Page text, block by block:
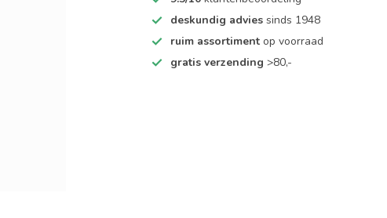
deskundig advies sinds 1948
ruim assortiment op voorraad
gratis verzending >80,-